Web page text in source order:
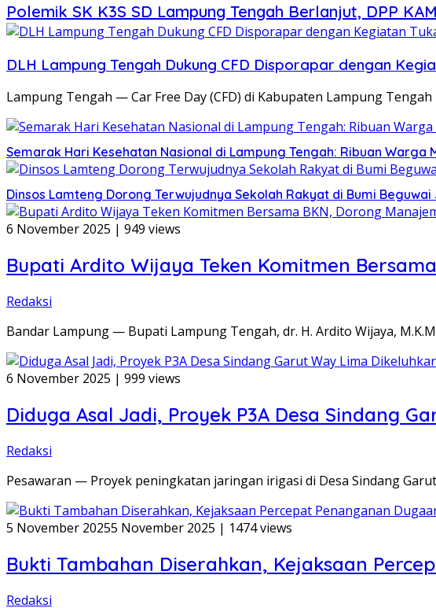
Polemik SK K3S SD Lampung Tengah Berlanjut, DPP
DLH Lampung Tengah Dukung CFD Disporapar dengan
Lampung Tengah — Car Free Day (CFD) di Kabupaten Lampung
Semarak Hari Kesehatan Nasional di Lampung Tengah: Ribuan Warga
Dinsos Lamteng Dorong Terwujudnya Sekolah Rakyat di Bumi
6 November 2025 | 949 views
Bupati Ardito Wijaya Teken Komitmen
Redaksi
Bandar Lampung — Bupati Lampung Tengah, dr. H. Ardito Wijaya,
6 November 2025 | 999 views
Diduga Asal Jadi, Proyek P3A Desa Sindang
Redaksi
Pesawaran — Proyek peningkatan jaringan irigasi di Desa Sindang
5 November 20255 November 2025 | 1474 views
Bukti Tambahan Diserahkan, Kejaksaan
Redaksi